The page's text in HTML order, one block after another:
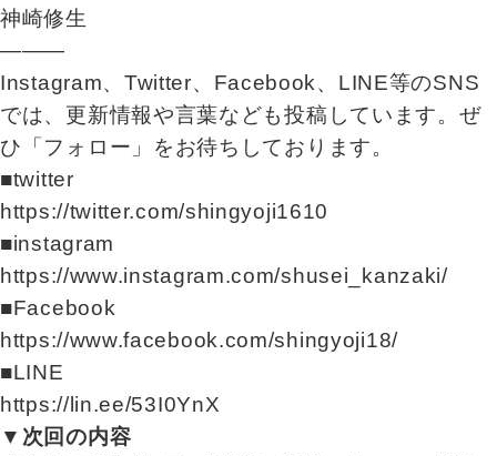
神崎修生
―――
Instagram、Twitter、Facebook、LINE等のSNS
では、更新情報や言葉なども投稿しています。ぜ
ひ「フォロー」をお待ちしております。
■twitter
https://twitter.com/shingyoji1610
■instagram
https://www.instagram.com/shusei_kanzaki/
■Facebook
https://www.facebook.com/shingyoji18/
■LINE
https://lin.ee/53I0YnX
▼次回の内容